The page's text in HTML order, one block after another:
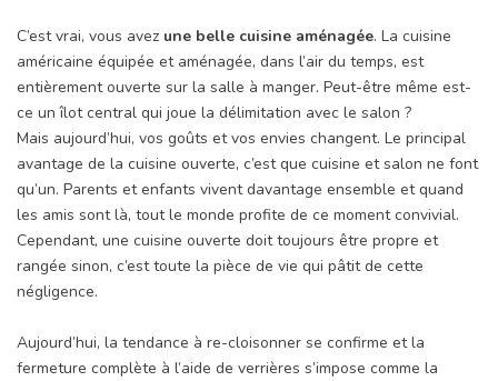
C’est vrai, vous avez une belle cuisine aménagée. La cuisine
américaine équipée et aménagée, dans l’air du temps, est
entièrement ouverte sur la salle à manger. Peut-être même est-
ce un îlot central qui joue la délimitation avec le salon ?
Mais aujourd’hui, vos goûts et vos envies changent. Le principal
avantage de la cuisine ouverte, c’est que cuisine et salon ne font
qu’un. Parents et enfants vivent davantage ensemble et quand
les amis sont là, tout le monde profite de ce moment convivial.
Cependant, une cuisine ouverte doit toujours être propre et
rangée sinon, c’est toute la pièce de vie qui pâtit de cette
négligence.
Aujourd’hui, la tendance à re-cloisonner se confirme et la
fermeture complète à l’aide de verrières s’impose comme la